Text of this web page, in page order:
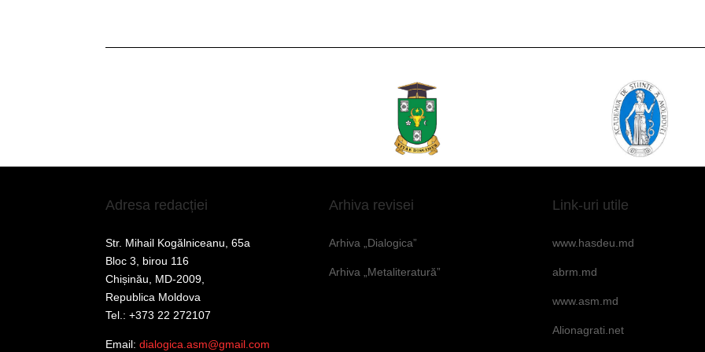
Adresa redacției Arhiva revisei Link-uri utile
Str. Mihail Kogălniceanu, 65a
Bloc 3, birou 116
Chișinău, MD-2009,
Republica Moldova
Tel.: +373 22 272107
Email:dialogica.asm@gmail.com
Arhiva „Dialogica”
Arhiva „Metaliteratură”
www.hasdeu.md
abrm.md
www.asm.md
Alionagrati.net